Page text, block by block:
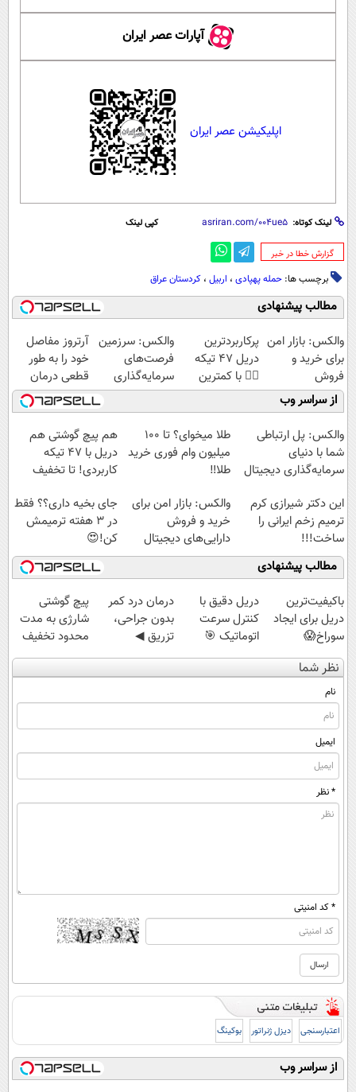
آپارات عصر ایران
اپلیکیشن عصر ایران
لینک کوتاه: کپی لینک
‌گزارش خطا در خبر
برچسب ها: حمله پهپادی ، اربیل ، کردستان عراق
مطالب پیشنهادی
والکس: بازار امن
برای خرید و
فروش
دارایی‌های
دیجیتال
پرکاربردترین
دریل 47 تیکه
👈🏻 با کمترین
قیمت 🔥
والکس: سرزمین
فرصت‌های
سرمایه‌گذاری
دیجیتال شما
آرتروز مفاصل
خود را به طور
قطعی درمان
کنید!
◗پرسش‌نامه◖
از سراسر وب
والکس: پل ارتباطی
شما با دنیای
سرمایه‌گذاری دیجیتال
طلا میخوای؟ تا 100
میلیون وام فوری خرید
طلا‼️
هم پیچ گوشتی هم
دریل با 47 تیکه
کاربردی! تا تخفیف
این دکتر شیرازی کرم
ترمیم زخم ایرانی را
ساخت!!!
والکس: بازار امن برای
خرید و فروش
دارایی‌های دیجیتال
جای بخیه داری؟؟ فقط
در 3 هفته ترمیمش
کن!😍
مطالب پیشنهادی
باکیفیت‌ترین
دریل برای ایجاد
سوراخ😱
دریل دقیق با
کنترل سرعت
اتوماتیک 🎯
(مجموعه
درمان درد کمر
بدون جراحی،
تزریق ◀
پرسش‌نامه رو پر
پیچ گوشتی
شارژی به مدت
محدود تخفیف
خورد ! همین
نظر شما
نام
ایمیل
* نظر
* کد امنیتی
اعتبارسنجی دیزل ژنراتور بوکینگ
از سراسر وب